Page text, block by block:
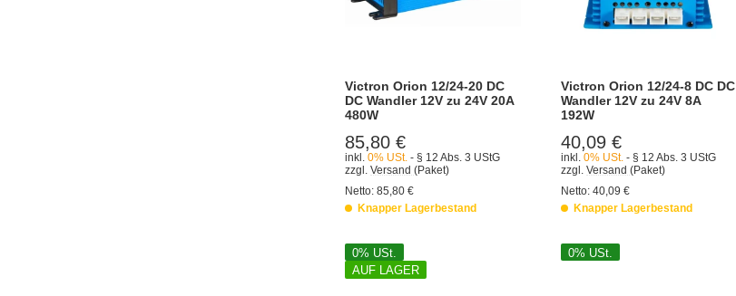
Victron Orion 12/24-20 DC
DC Wandler 12V zu 24V 20A
480W
85,80 €
inkl. 0% USt. - § 12 Abs. 3 UStG
zzgl. Versand (Paket)
Netto: 85,80 €
Knapper Lagerbestand
Victron Orion 12/24-8 DC DC
Wandler 12V zu 24V 8A
192W
40,09 €
inkl. 0% USt. - § 12 Abs. 3 UStG
zzgl. Versand (Paket)
Netto: 40,09 €
Knapper Lagerbestand
0% USt.
AUF LAGER
0% USt.